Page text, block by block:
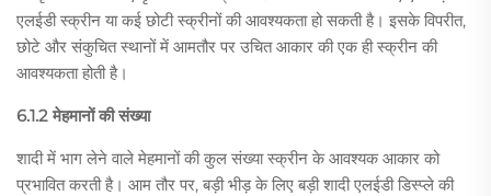
एलईडी स्क्रीन या कई छोटी स्क्रीनों की आवश्यकता हो सकती है। इसके विपरीत,
छोटे और संकुचित स्थानों में आमतौर पर उचित आकार की एक ही स्क्रीन की
आवश्यकता होती है।
6.1.2 मेहमानों की संख्या
शादी में भाग लेने वाले मेहमानों की कुल संख्या स्क्रीन के आवश्यक आकार को
प्रभावित करती है। आम तौर पर, बड़ी भीड़ के लिए बड़ी शादी एलईडी डिस्प्ले की